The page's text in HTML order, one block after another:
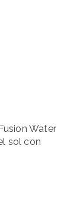
Water
sol con